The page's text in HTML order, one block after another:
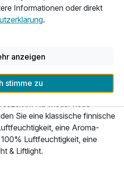
p.P. ab875,00 €
oder eine
Glemmtals erst verdient
jeden Fall zum Verweilen,
Energien können getankt
Wärmeanwendungen wecken
im Nu wieder neue
Sie eine klassische finnische
eine Aroma-
Luftfeuchtigkeit, eine
& Liftlight.
Informationen oder direkt
.
anzeigen
stimme zu